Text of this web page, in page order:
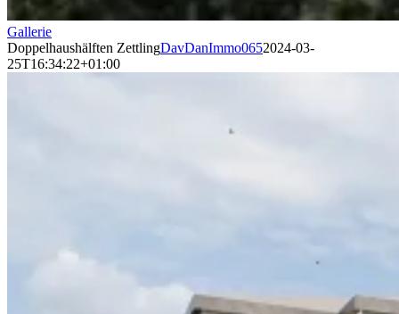
Gallerie
Doppelhaushälften ZettlingDavDanImmo0652024-03-
25T16:34:22+01:00